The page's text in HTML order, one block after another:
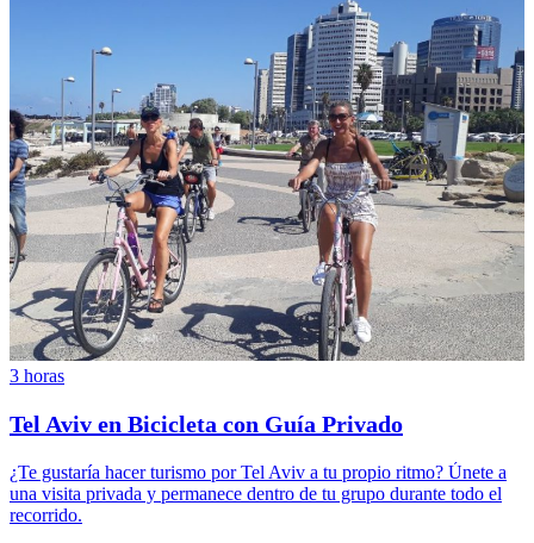
3 horas
Tel Aviv en Bicicleta con Guía Privado
¿Te gustaría hacer turismo por Tel Aviv a tu propio ritmo? Únete a
una visita privada y permanece dentro de tu grupo durante todo el
recorrido.